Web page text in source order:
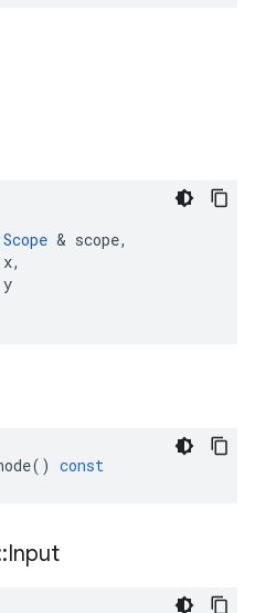
Scope & scope,
x,
y
() const
Input